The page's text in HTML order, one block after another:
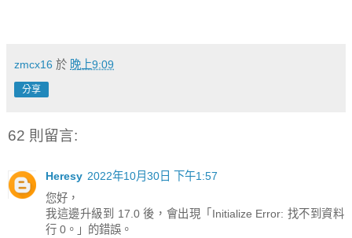
zmcx16 於 晚上9:09
分享
62 則留言:
Heresy 2022年10月30日 下午1:57
您好，
我這邊升級到 17.0 後，會出現「Initialize Error: 找不到資料
行 0。」的錯誤。